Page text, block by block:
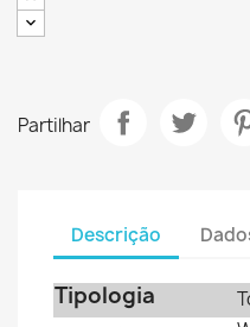
Partilhar
Descrição
Tipologia